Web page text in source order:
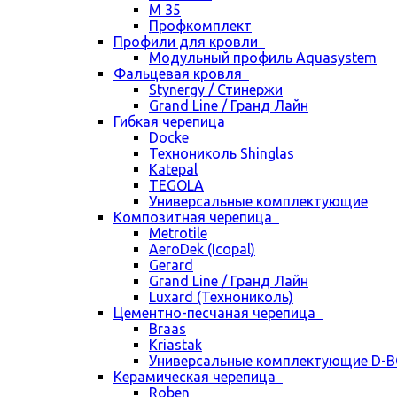
М 35
Профкомплект
Профили для кровли
Модульный профиль Aquasystem
Фальцевая кровля
Stynergy / Стинержи
Grand Line / Гранд Лайн
Гибкая черепица
Docke
Технониколь Shinglas
Katepal
TEGOLA
Универсальные комплектующие
Композитная черепица
Metrotile
AeroDek (Icopal)
Gerard
Grand Line / Гранд Лайн
Luxard (Технониколь)
Цементно-песчаная черепица
Braas
Kriastak
Универсальные комплектующие D-
Керамическая черепица
Roben